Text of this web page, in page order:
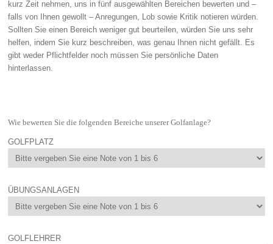
kurz Zeit nehmen, uns in fünf ausgewählten Bereichen bewerten und –
falls von Ihnen gewollt – Anregungen, Lob sowie Kritik notieren würden.
Sollten Sie einen Bereich weniger gut beurteilen, würden Sie uns sehr
helfen, indem Sie kurz beschreiben, was genau Ihnen nicht gefällt. Es
gibt weder Pflichtfelder noch müssen Sie persönliche Daten
hinterlassen.
Wie bewerten Sie die folgenden Bereiche unserer Golfanlage?
GOLFPLATZ
ÜBUNGSANLAGEN
GOLFLEHRER